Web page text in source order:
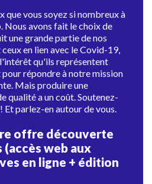
que vous soyez si nombreux à
Nous avons fait le choix de
une grande partie de nos
en lien avec le Covid-19,
qu'ils représentent
répondre à notre mission
Mais produire une
qualité a un coût. Soutenez-
parlez-en autour de vous.
offre découverte
(accès web aux
en ligne + édition